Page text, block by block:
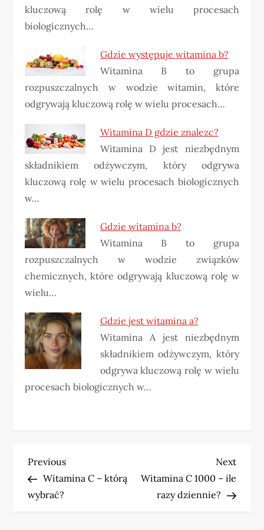
kluczową rolę w wielu procesach
biologicznych…
Gdzie występuje witamina b?
Witamina B to grupa
rozpuszczalnych w wodzie witamin, które
odgrywają kluczową rolę w wielu procesach…
Witamina D gdzie znalezc?
Witamina D jest niezbędnym
składnikiem odżywczym, który odgrywa
kluczową rolę w wielu procesach biologicznych
w…
Gdzie witamina b?
Witamina B to grupa
rozpuszczalnych w wodzie związków
chemicznych, które odgrywają kluczową rolę w
wielu…
Gdzie jest witamina a?
Witamina A jest niezbędnym
składnikiem odżywczym, który
odgrywa kluczową rolę w wielu
procesach biologicznych w…
N
a
Previous
Post
Previous
Witamina C – którą
wybrać?
Next
Post
Next
Witamina C 1000 – ile
razy dziennie?